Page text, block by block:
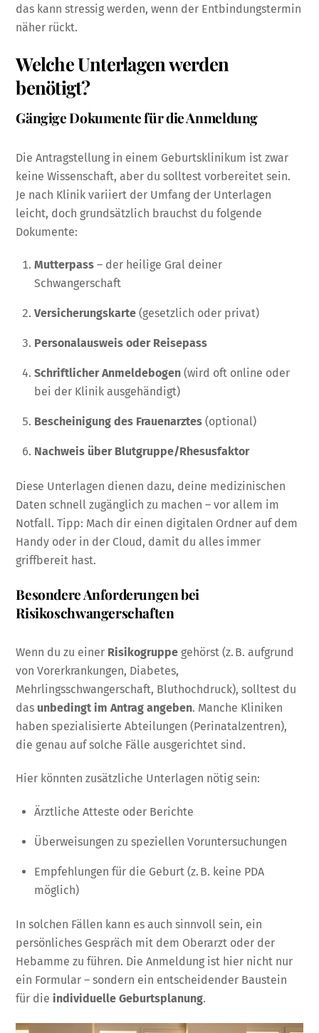
das kann stressig werden, wenn der Entbindungstermin
näher rückt.
Welche Unterlagen werden
benötigt?
Gängige Dokumente für die Anmeldung
Die Antragstellung in einem Geburtsklinikum ist zwar
keine Wissenschaft, aber du solltest vorbereitet sein.
Je nach Klinik variiert der Umfang der Unterlagen
leicht, doch grundsätzlich brauchst du folgende
Dokumente:
Mutterpass – der heilige Gral deiner
Schwangerschaft
Versicherungskarte (gesetzlich oder privat)
Personalausweis oder Reisepass
Schriftlicher Anmeldebogen (wird oft online oder
bei der Klinik ausgehändigt)
Bescheinigung des Frauenarztes (optional)
Nachweis über Blutgruppe/Rhesusfaktor
Diese Unterlagen dienen dazu, deine medizinischen
Daten schnell zugänglich zu machen – vor allem im
Notfall. Tipp: Mach dir einen digitalen Ordner auf dem
Handy oder in der Cloud, damit du alles immer
griffbereit hast.
Besondere Anforderungen bei
Risikoschwangerschaften
Wenn du zu einer Risikogruppe gehörst (z. B. aufgrund
von Vorerkrankungen, Diabetes,
Mehrlingsschwangerschaft, Bluthochdruck), solltest du
das unbedingt im Antrag angeben. Manche Kliniken
haben spezialisierte Abteilungen (Perinatalzentren),
die genau auf solche Fälle ausgerichtet sind.
Hier könnten zusätzliche Unterlagen nötig sein:
Ärztliche Atteste oder Berichte
Überweisungen zu speziellen Voruntersuchungen
Empfehlungen für die Geburt (z. B. keine PDA
möglich)
In solchen Fällen kann es auch sinnvoll sein, ein
persönliches Gespräch mit dem Oberarzt oder der
Hebamme zu führen. Die Anmeldung ist hier nicht nur
ein Formular – sondern ein entscheidender Baustein
für dieindividuelle Geburtsplanung.